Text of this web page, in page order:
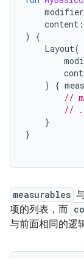
modifier
content :
)
{
Layout(
)
{
//
//
}
}
measurables
项的列表，而
与前面相同的逻